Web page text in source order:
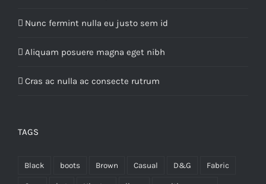
Nunc fermint nulla eu justo sem id
Aliquam posuere magna eget nibh
Cras ac nulla ac consecte rutrum
TAGS
Black boots Brown Casual D&G Fabric